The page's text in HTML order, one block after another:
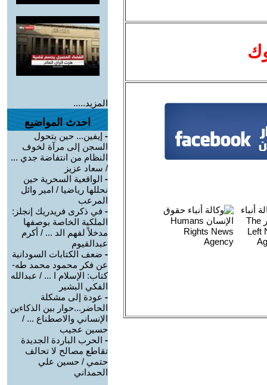
المزيد.....
احدث المواضيع
- إيفين... حين يتحول
السجن إلى مرآة لخوف
النظام من انتفاضة جدي ...
/ سعاد عزيز
- الواقعية السحرية حين
نحللها رياضيا / امير وائل
المرعب
- في ذكرى فريدريك إنجلز:
الملكية الخاصة بوصفها
مدخلاً لفهم الد ... / أكرم
عبدالقيوم
- ضعف الكتابات السودانية
عن فكر محمود محمد طه-
كتاب: الإسلام ا ... / عبدالله
الفكي البشير
- عودة إلى مشكلة
الحاضر...حوار بين الذكاءين
الإنساني والاصطناع ... /
حسين عجيب
- الحرب الباردة الجديدة
تقاطع مصالح لا تحالف
حتمي / حسين علي
الحمداني